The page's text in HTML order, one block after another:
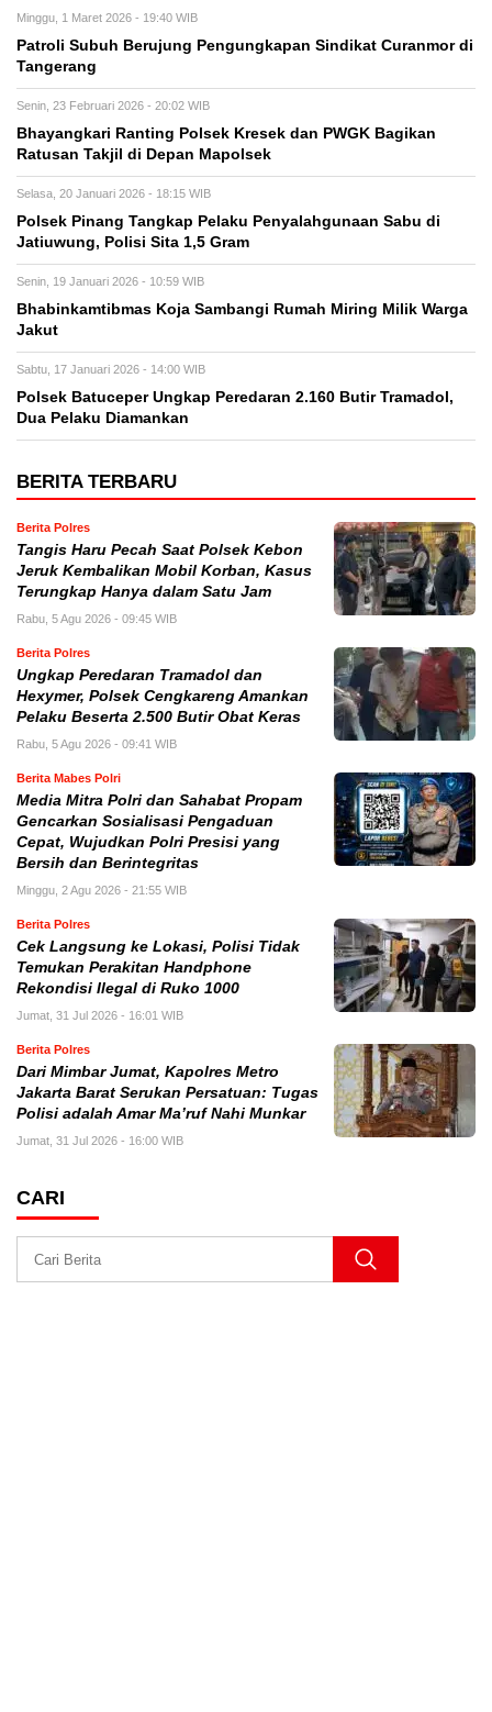
Minggu, 1 Maret 2026 - 19:40 WIB
Patroli Subuh Berujung Pengungkapan Sindikat Curanmor di
Tangerang
Senin, 23 Februari 2026 - 20:02 WIB
Bhayangkari Ranting Polsek Kresek dan PWGK Bagikan
Ratusan Takjil di Depan Mapolsek
Selasa, 20 Januari 2026 - 18:15 WIB
Polsek Pinang Tangkap Pelaku Penyalahgunaan Sabu di
Jatiuwung, Polisi Sita 1,5 Gram
Senin, 19 Januari 2026 - 10:59 WIB
Bhabinkamtibmas Koja Sambangi Rumah Miring Milik Warga
Jakut
Sabtu, 17 Januari 2026 - 14:00 WIB
Polsek Batuceper Ungkap Peredaran 2.160 Butir Tramadol,
Dua Pelaku Diamankan
BERITA TERBARU
Berita Polres
Tangis Haru Pecah Saat Polsek Kebon
Jeruk Kembalikan Mobil Korban, Kasus
Terungkap Hanya dalam Satu Jam
Rabu, 5 Agu 2026 - 09:45 WIB
Berita Polres
Ungkap Peredaran Tramadol dan
Hexymer, Polsek Cengkareng Amankan
Pelaku Beserta 2.500 Butir Obat Keras
Rabu, 5 Agu 2026 - 09:41 WIB
Berita Mabes Polri
Media Mitra Polri dan Sahabat Propam
Gencarkan Sosialisasi Pengaduan
Cepat, Wujudkan Polri Presisi yang
Bersih dan Berintegritas
Minggu, 2 Agu 2026 - 21:55 WIB
Berita Polres
Cek Langsung ke Lokasi, Polisi Tidak
Temukan Perakitan Handphone
Rekondisi Ilegal di Ruko 1000
Jumat, 31 Jul 2026 - 16:01 WIB
Berita Polres
Dari Mimbar Jumat, Kapolres Metro
Jakarta Barat Serukan Persatuan: Tugas
Polisi adalah Amar Ma’ruf Nahi Munkar
Jumat, 31 Jul 2026 - 16:00 WIB
CARI